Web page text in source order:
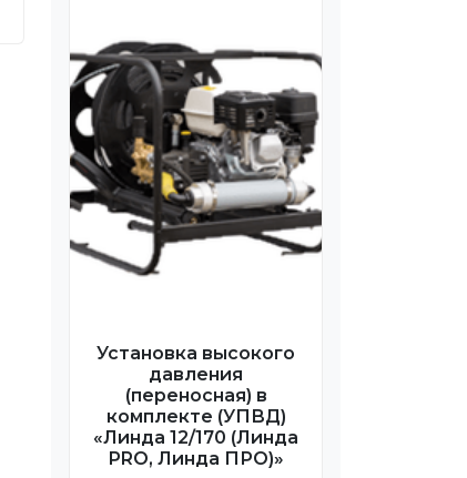
Установка высокого
давления
(переносная) в
комплекте (УПВД)
«Линда 12/170 (Линда
PRO, Линда ПРО)»